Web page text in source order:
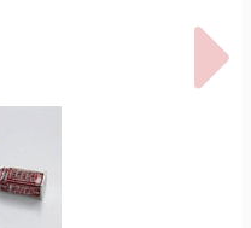
PRÓXIMO POST
EMMA KRISTINA